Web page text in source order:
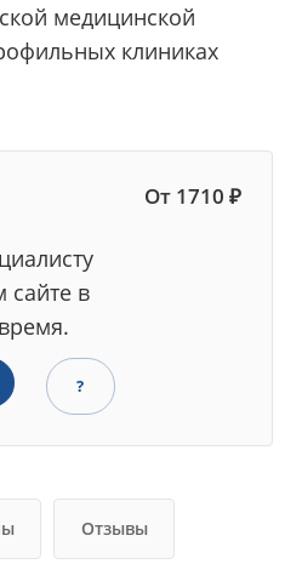
медицинской
клиниках
в
От 1710 ₽
?
Отзывы